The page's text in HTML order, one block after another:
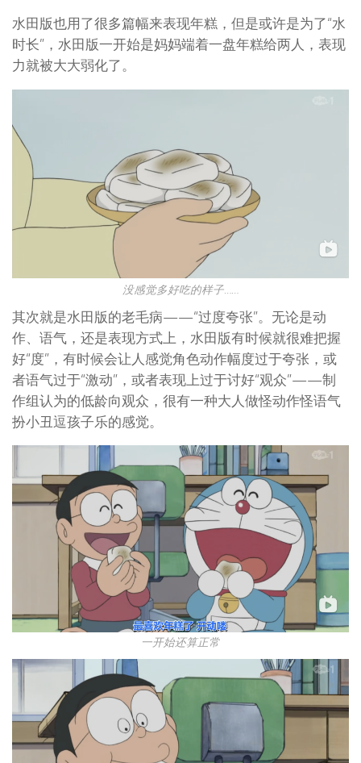
水田版也用了很多篇幅来表现年糕，但是或许是为了“水
时长”，水田版一开始是妈妈端着一盘年糕给两人，表现
力就被大大弱化了。
没感觉多好吃的样子……
其次就是水田版的老毛病——“过度夸张”。无论是动
作、语气，还是表现方式上，水田版有时候就很难把握
好“度”，有时候会让人感觉角色动作幅度过于夸张，或
者语气过于“激动”，或者表现上过于讨好“观众”——制
作组认为的低龄向观众，很有一种大人做怪动作怪语气
扮小丑逗孩子乐的感觉。
一开始还算正常